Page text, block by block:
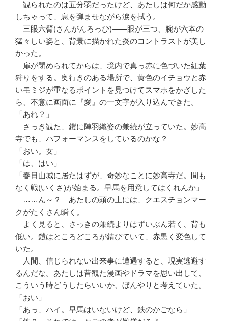
観られたのは五分弱だったけど、あたしは何だか感動
しちゃって、息を弾ませながら涙を拭う。
三眼六臂(さんがんろっぴ)――眼が三つ、腕が六本の
猛々しい姿と、背景に描かれた炎のコントラストが美し
かった。
扉が閉められてからは、境内で真っ赤に色づいた紅葉
狩りをする。奥行きのある場所で、黄色のイチョウと赤
いモミジが重なるポイントを見つけてスマホをかざした
ら、不意に画面に『愛』の一文字が入り込んできた。
「あれ？」
さっき観た、鎧に陣羽織姿の兼続が立っていた。妙高
寺でも、パフォーマンスをしているのかな？
「おい。女」
「は、はい」
「春日山城に居たはずが、奇妙なことに妙高寺だ。間も
なく戦(いくさ)が始まる。早馬を用意してはくれんか」
……ん～？ あたしの頭の上には、クエスチョンマー
クがたくさん瞬く。
よく見ると、さっきの兼続よりはずいぶん若く、背も
低い。鎧はところどころが錆びていて、赤黒く変色して
いた。
人間、信じられない出来事に遭遇すると、現実逃避す
るんだな。あたしは昔観た漫画やドラマを思い出して、
こういう時どうしたらいいか、ぼんやりと考えていた。
「おい」
「あっ、ハイ。早馬はいないけど、鉄のかごなら」